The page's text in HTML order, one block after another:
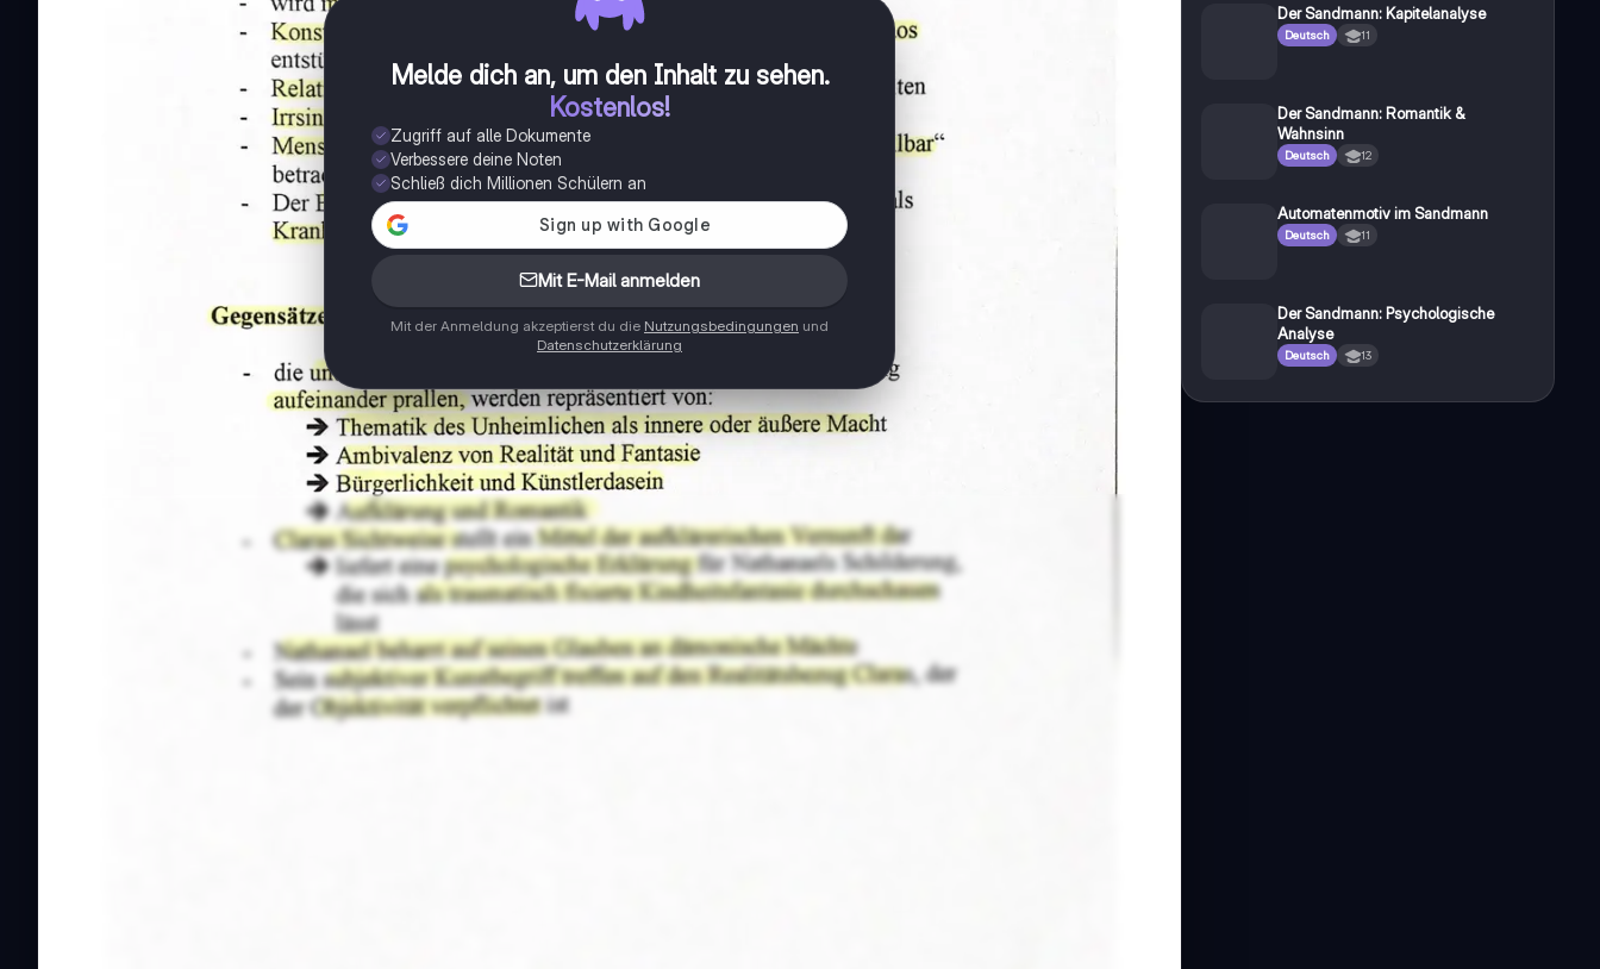
Melde dich an, um den Inhalt zu sehen.
Kostenlos!
Zugriff auf alle Dokumente
Verbessere deine Noten
Schließ dich Millionen Schülern an
Mit E-Mail anmelden
Mit der Anmeldung akzeptierst du die Nutzungsbedingungen und
Datenschutzerklärung
Der Sandmann: Kapitelanalyse
Deutsch 11
Der Sandmann: Romantik &
Wahnsinn
Deutsch 12
Automatenmotiv im Sandmann
Deutsch 11
Der Sandmann: Psychologische
Analyse
Deutsch 13